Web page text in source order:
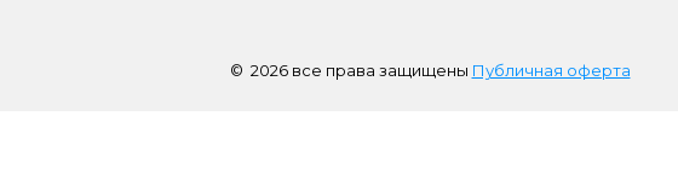
© 2026все права защищены Публичная оферта